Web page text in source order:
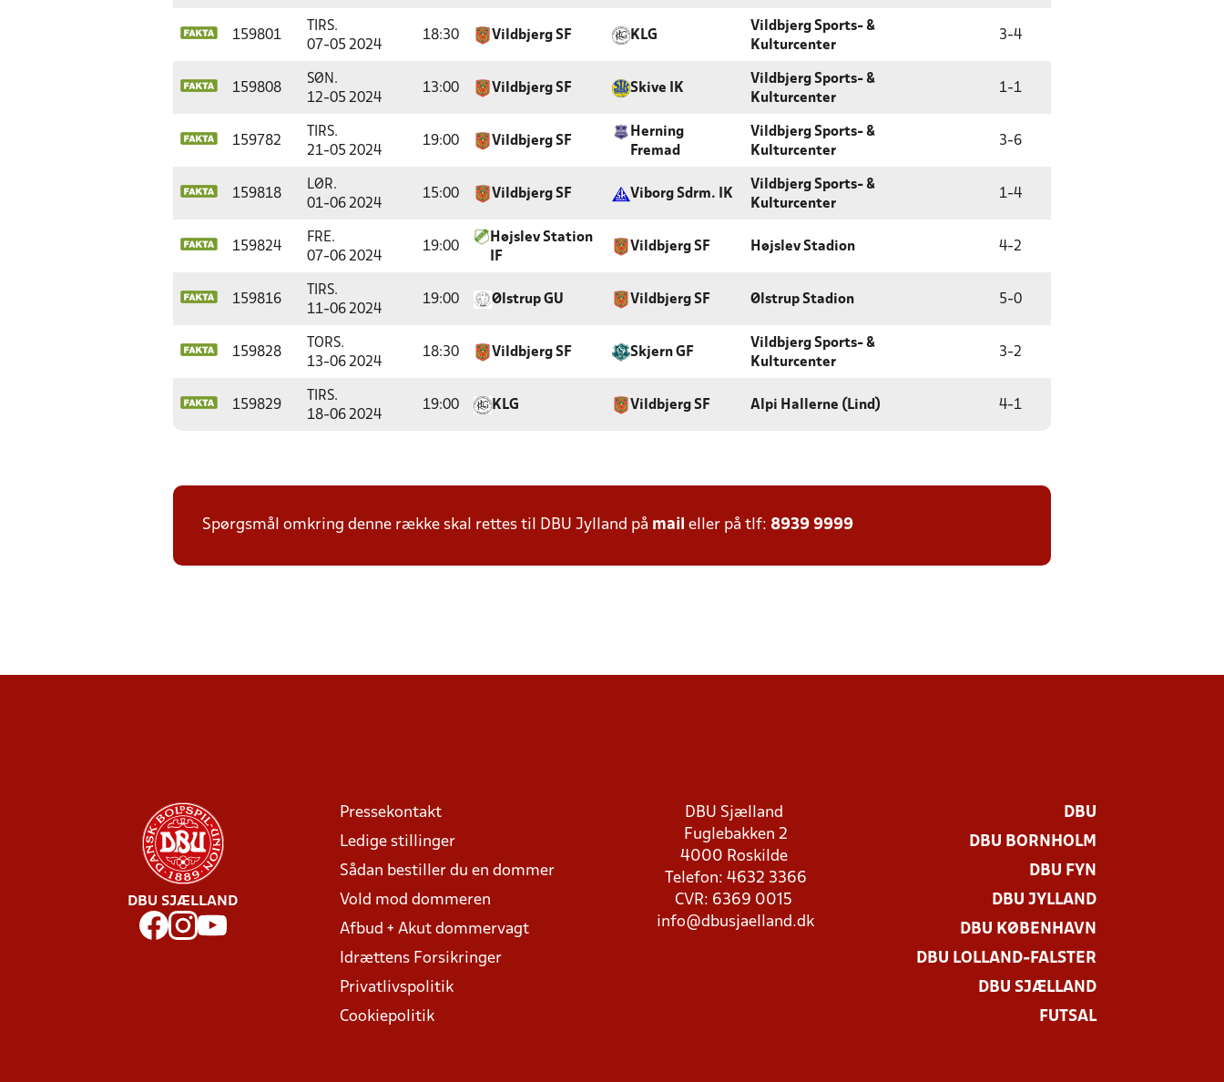
159801
TIRS.
07-05 2024
18:30 Vildbjerg SF KLG
Vildbjerg Sports- &
Kulturcenter
3-4
159808
SØN.
12-05 2024
13:00 Vildbjerg SF Skive IK
Vildbjerg Sports- &
Kulturcenter
1-1
159782
TIRS.
21-05 2024
19:00 Vildbjerg SF
Herning
Fremad
Vildbjerg Sports- &
Kulturcenter
3-6
159818
LØR.
01-06 2024
15:00 Vildbjerg SF Viborg Sdrm. IK
Vildbjerg Sports- &
Kulturcenter
1-4
159824
FRE.
07-06 2024
19:00
Højslev Station
IF
Vildbjerg SF Højslev Stadion 4-2
159816
TIRS.
11-06 2024
19:00 Ølstrup GU Vildbjerg SF Ølstrup Stadion 5-0
159828
TORS.
13-06 2024
18:30 Vildbjerg SF Skjern GF
Vildbjerg Sports- &
Kulturcenter
3-2
159829
TIRS.
18-06 2024
19:00 KLG Vildbjerg SF Alpi Hallerne (Lind) 4-1
Spørgsmål omkring denne række skal rettes til DBU Jylland på mail eller på tlf: 8939 9999
DBU SJÆLLAND
Pressekontakt
Ledige stillinger
Sådan bestiller du en dommer
Vold mod dommeren
Afbud + Akut dommervagt
Idrættens Forsikringer
Privatlivspolitik
Cookiepolitik
DBU Sjælland
Fuglebakken 2
4000 Roskilde
Telefon: 4632 3366
CVR: 6369 0015
info@dbusjaelland.dk
DBU
DBU BORNHOLM
DBU FYN
DBU JYLLAND
DBU KØBENHAVN
DBU LOLLAND-FALSTER
DBU SJÆLLAND
FUTSAL